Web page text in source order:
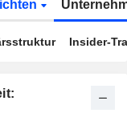
Insider-